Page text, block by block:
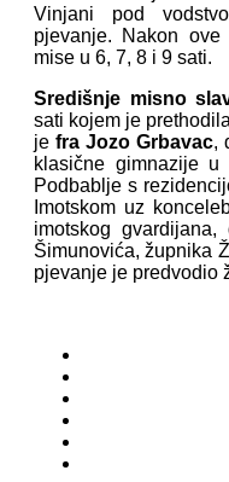
Vinjani pod
pjevanje. Nakon
mise u 6, 7, 8 i 9 sati.
Središnje misno
sati kojem je
je fra Jozo Grbavac,
klasične gimnazije
Podbablje s
Imotskom uz
imotskog
Šimunovića, župnika
pjevanje je predvodio